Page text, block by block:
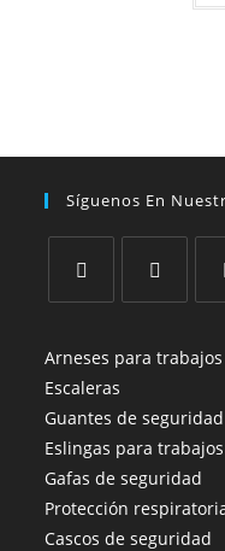
Síguenos En
abre
en
una
nueva
pestaña
abre
una
nueva
pestaña
abre
una
Arneses para
Escaleras
Guantes de seguridad
Eslingas para
Gafas de seguridad
Protección
Cascos de seguridad